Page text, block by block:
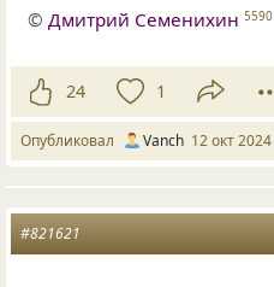
©Дмитрий Семенихин 5590
24 1
Опубликовал Vanch 12 окт 2024
#821621